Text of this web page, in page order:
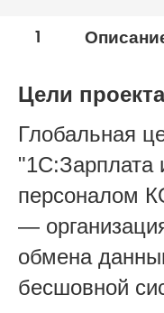
Оборонно-
1
Цели проекта
Глобальная
"1С:Зарплата
персоналом
—
обмена
бесшовной